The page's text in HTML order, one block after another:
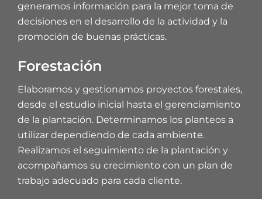
generamos información para la mejor toma de
decisiones en el desarrollo de la actividad y la
promoción de buenas prácticas.
Forestación
Elaboramos y gestionamos proyectos forestales,
desde el estudio inicial hasta el gerenciamiento
de la plantación. Determinamos los planteos a
utilizar dependiendo de cada ambiente.
Realizamos el seguimiento de la plantación y
acompañamos su crecimiento con un plan de
trabajo adecuado para cada cliente.